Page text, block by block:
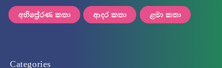
අභිප්‍රේරණ කතා ආදර කතා ළමා කතා
Categories